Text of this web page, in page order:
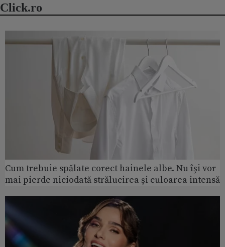
Click.ro
Cum trebuie spălate corect hainele albe. Nu își vor
mai pierde niciodată strălucirea și culoarea intensă